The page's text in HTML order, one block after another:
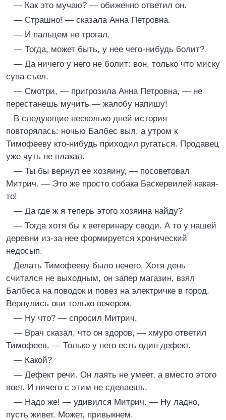
— Как это мучаю? — обиженно ответил он.
— Страшно! — сказала Анна Петровна.
— И пальцем не трогал.
— Тогда, может быть, у нее чего-нибудь болит?
— Да ничего у него не болит: вон, только что миску
супа съел.
— Смотри, — пригрозила Анна Петровна, — не
перестанешь мучить — жалобу напишу!
В следующие несколько дней история
повторялась: ночью Балбес выл, а утром к
Тимофееву кто-нибудь приходил ругаться. Продавец
уже чуть не плакал.
— Ты бы вернул ее хозяину, — посоветовал
Митрич. — Это же просто собака Баскервилей какая-
то!
— Да где ж я теперь этого хозяина найду?
— Тогда хотя бы к ветеринару своди. А то у нашей
деревни из-за нее формируется хронический
недосып.
Делать Тимофееву было нечего. Хотя день
считался не выходным, он запер магазин, взял
Балбеса на поводок и повез на электричке в город.
Вернулись они только вечером.
— Ну что? — спросил Митрич.
— Врач сказал, что он здоров, — хмуро ответил
Тимофеев. — Только у него есть один дефект.
— Какой?
— Дефект речи. Он лаять не умеет, а вместо этого
воет. И ничего с этим не сделаешь.
— Надо же! — удивился Митрич. — Ну ладно,
пусть живет. Может, привыкнем.